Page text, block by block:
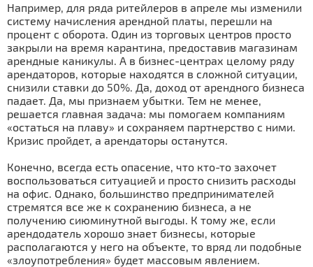
Например, для ряда ритейлеров в апреле мы изменили
систему начисления арендной платы, перешли на
процент с оборота. Один из торговых центров просто
закрыли на время карантина, предоставив магазинам
арендные каникулы. А в бизнес-центрах целому ряду
арендаторов, которые находятся в сложной ситуации,
снизили ставки до 50%. Да, доход от арендного бизнеса
падает. Да, мы признаем убытки. Тем не менее,
решается главная задача: мы помогаем компаниям
«остаться на плаву» и сохраняем партнерство с ними.
Кризис пройдет, а арендаторы останутся.
Конечно, всегда есть опасение, что кто-то захочет
воспользоваться ситуацией и просто снизить расходы
на офис. Однако, большинство предпринимателей
стремятся все же к сохранению бизнеса, а не
получению сиюминутной выгоды. К тому же, если
арендодатель хорошо знает бизнесы, которые
располагаются у него на объекте, то вряд ли подобные
«злоупотребления» будет массовым явлением.